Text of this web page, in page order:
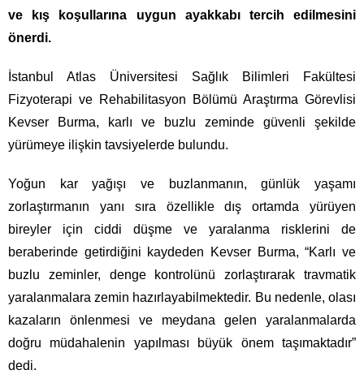
ve kış koşullarına uygun ayakkabı tercih edilmesini
önerdi.
İstanbul Atlas Üniversitesi Sağlık Bilimleri Fakültesi
Fizyoterapi ve Rehabilitasyon Bölümü Araştırma Görevlisi
Kevser Burma, karlı ve buzlu zeminde güvenli şekilde
yürümeye ilişkin tavsiyelerde bulundu.
Yoğun kar yağışı ve buzlanmanın, günlük yaşamı
zorlaştırmanın yanı sıra özellikle dış ortamda yürüyen
bireyler için ciddi düşme ve yaralanma risklerini de
beraberinde getirdiğini kaydeden Kevser Burma, “Karlı ve
buzlu zeminler, denge kontrolünü zorlaştırarak travmatik
yaralanmalara zemin hazırlayabilmektedir. Bu nedenle, olası
kazaların önlenmesi ve meydana gelen yaralanmalarda
doğru müdahalenin yapılması büyük önem taşımaktadır”
dedi.